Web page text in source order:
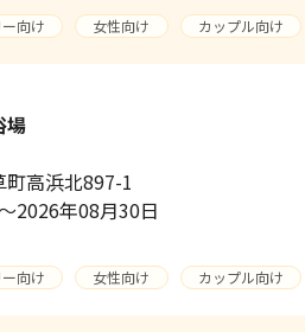
向け 女性向け カップル向け
場
高浜北897-1
2026年08月30日
向け 女性向け カップル向け